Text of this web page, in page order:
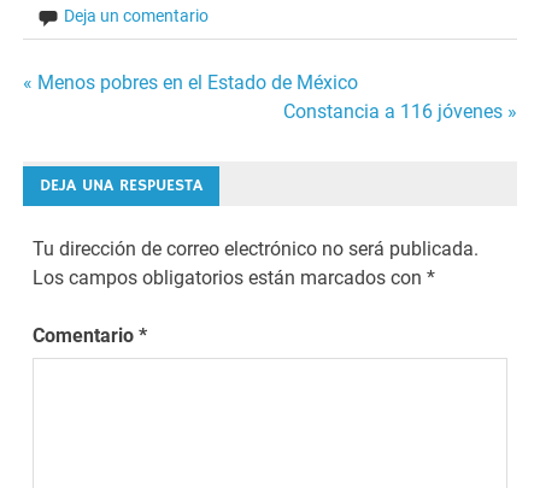
Deja un comentario
Navegación
entradas
« Menos pobres en el Estado de México
Constancia a 116 jóvenes »
DEJA UNA RESPUESTA
Tu dirección de correo electrónico no será publicada.
Los campos obligatorios están marcados con*
Comentario*